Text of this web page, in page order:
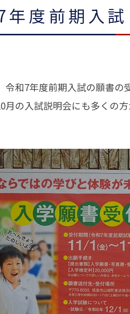
年度前期入
和7年度前期入試の願書の
月の入試説明会にも多くの